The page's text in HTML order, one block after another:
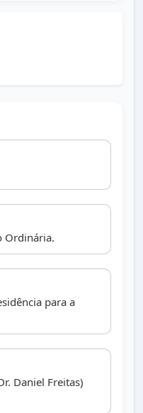
Ordinária.
para a
Daniel Freitas)